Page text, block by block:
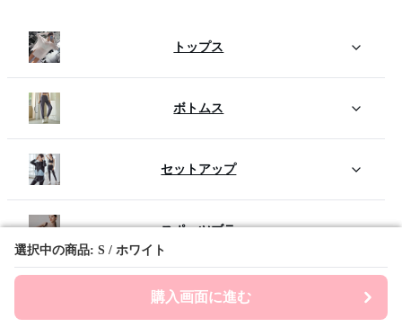
選択中の商品: S / ホワイト
購入画面に進む
選択中の商品: S / ホワイト
購入画面に進む
トップス
ボトムス
セットアップ
スポーツブラ
アウター